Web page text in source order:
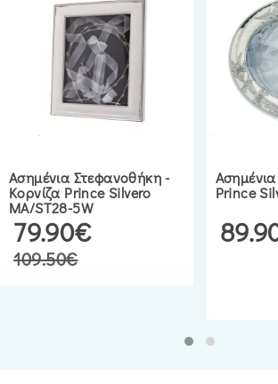
Ασημένια Στεφανοθήκη -
Κορνίζα Prince Silvero
MA/ST28-5W
79.90€
109.50€
Prince